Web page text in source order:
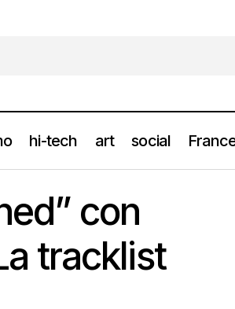
hi-tech art social
con sette tracce inedite. La
con
tracklist